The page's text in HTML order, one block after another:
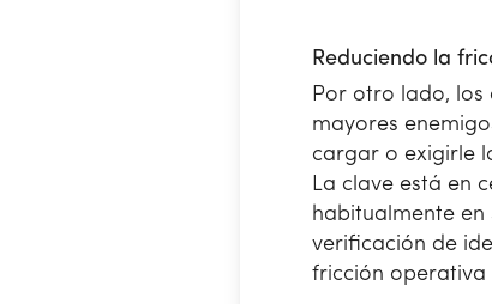
Reduciendo la
Por otro lado, los
mayores
cargar o exigirle
La clave está en
habitualmente
verificación de
fricción operativa